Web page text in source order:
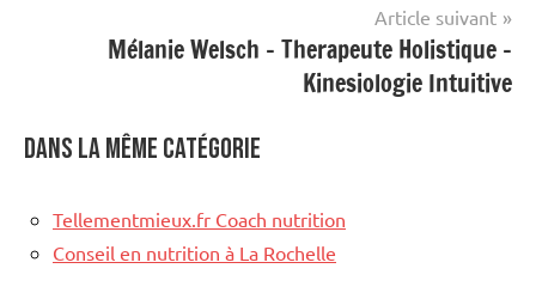
Article suivant
Mélanie Welsch – Therapeute Holistique –
Kinesiologie Intuitive
Dans la même catégorie
Tellementmieux.fr Coach nutrition
Conseil en nutrition à La Rochelle